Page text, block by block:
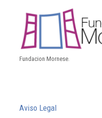
Fundacion Mornese.
Aviso Legal